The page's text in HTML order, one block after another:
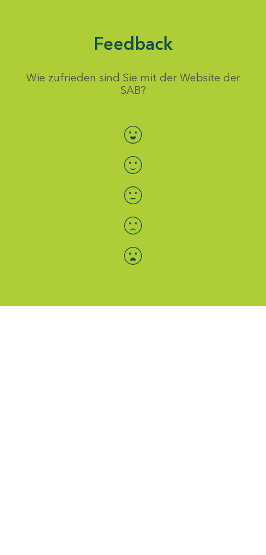
Feedback
Wie zufrieden sind Sie mit der Website der
SAB?
Bewertung auswählen